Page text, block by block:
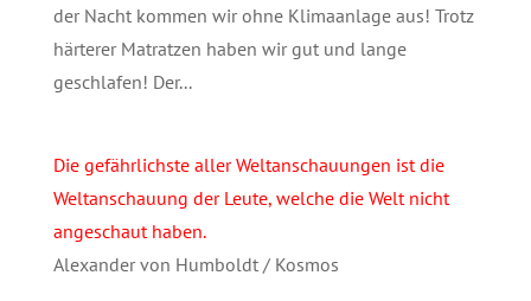
der Nacht kommen wir ohne Klimaanlage aus! Trotz
härterer Matratzen haben wir gut und lange
geschlafen! Der...
Die gefährlichste aller Weltanschauungen ist die
Weltanschauung der Leute, welche die Welt nicht
angeschaut haben.
Alexander von Humboldt / Kosmos